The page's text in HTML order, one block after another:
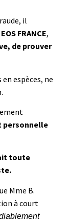
il
FRANCE,
de prouver
espèces, ne
personnelle
toute
Mme B.
à court